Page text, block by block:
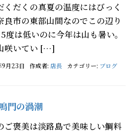
くだくの真夏の温度にはびっく
良市の東部山間なのでこの辺り
度は低いのに今年は山も暑い。
咲いてい […]
月23日 作成者: 店長 カテゴリー: ブログ
門の渦潮
ご褒美は淡路島で美味しい鯛料